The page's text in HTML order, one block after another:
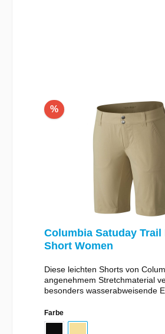
%
Columbia Satuday Trail
Short Women
Diese leichten Shorts von
angenehmem Stretchmaterial
besonders wasserabweisende
repellency overlay Omni-
protection Comfort stretch
Farbe